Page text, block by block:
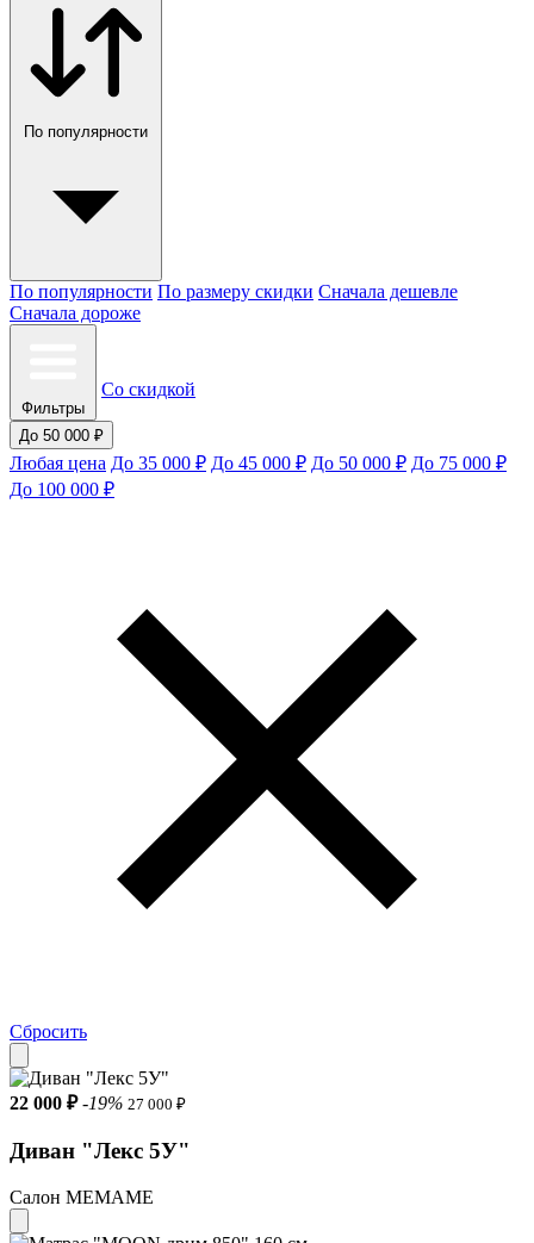
По популярности
По популярности По размеру скидки Сначала дешевле
Сначала дороже
Фильтры
Со скидкой
До 50 000 ₽
Любая цена До 35 000 ₽ До 45 000 ₽ До 50 000 ₽ До 75 000 ₽
До 100 000 ₽
Сбросить
22 000 ₽ -19% 27 000 ₽
Диван "Лекс 5У"
Салон МЕМАМЕ